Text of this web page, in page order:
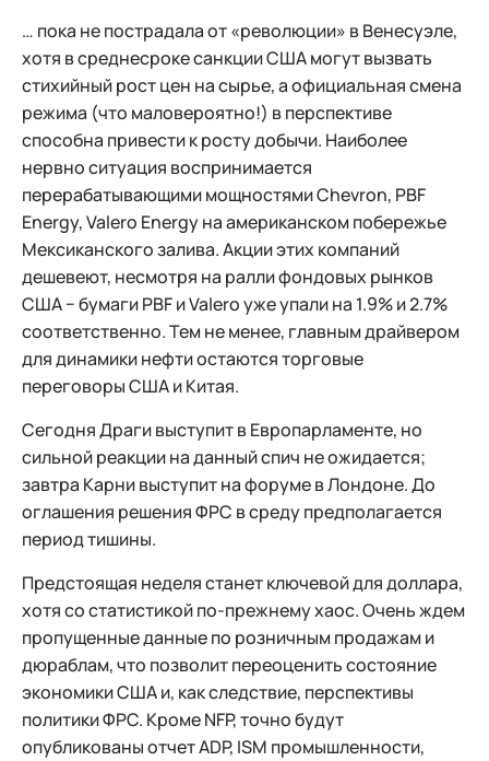
… пока не пострадала от «революции» в Венесуэле,
хотя в среднесроке санкции США могут вызвать
стихийный рост цен на сырье, а официальная смена
режима (что маловероятно!) в перспективе
способна привести к росту добычи. Наиболее
нервно ситуация воспринимается
перерабатывающими мощностями Chevron, PBF
Energy, Valero Energy на американском побережье
Мексиканского залива. Акции этих компаний
дешевеют, несмотря на ралли фондовых рынков
США − бумаги PBF и Valero уже упали на 1.9% и 2.7%
соответственно. Тем не менее, главным драйвером
для динамики нефти остаются торговые
переговоры США и Китая.
Сегодня Драги выступит в Европарламенте, но
сильной реакции на данный спич не ожидается;
завтра Карни выступит на форуме в Лондоне. До
оглашения решения ФРС в среду предполагается
период тишины.
Предстоящая неделя станет ключевой для доллара,
хотя со статистикой по-прежнему хаос. Очень ждем
пропущенные данные по розничным продажам и
дюраблам, что позволит переоценить состояние
экономики США и, как следствие, перспективы
политики ФРС. Кроме NFP, точно будут
опубликованы отчет ADP, ISM промышленности,